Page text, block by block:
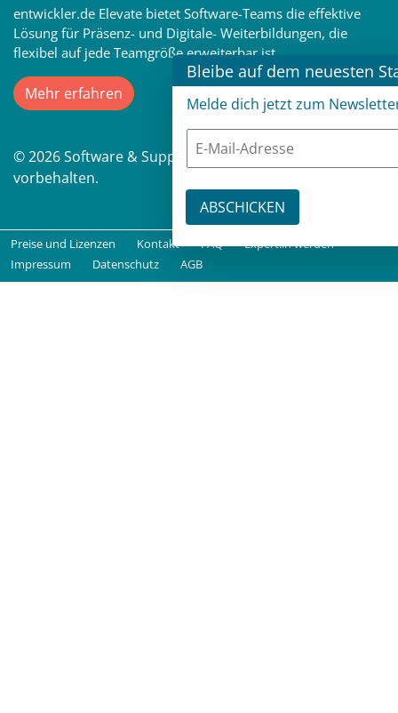
entwickler.de Elevate bietet Software-Teams die effektive
Lösung für Präsenz- und Digitale- Weiterbildungen, die
flexibel auf jede Teamgröße erweiterbar ist
Mehr erfahren
© 2026 Software & Support Media GmbH. Alle Rechte
vorbehalten.
Preise und Lizenzen Kontakt FAQ
Expert:in werden
Impressum
Datenschutz AGB
Bleibe auf dem neuesten
Melde dich jetzt zum